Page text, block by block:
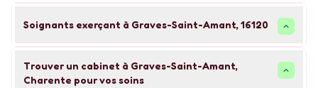
Soignants exerçant à Graves-Saint-Amant, 16120
Trouver un cabinet à Graves-Saint-Amant,
Charente pour vos soins